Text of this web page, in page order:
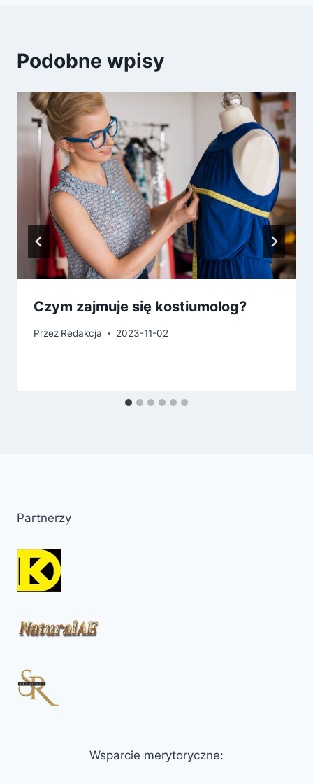
Podobne wpisy
Czym zajmuje się kostiumolog?
Przez Redakcja 2023-11-02
Partnerzy
Wsparcie merytoryczne: